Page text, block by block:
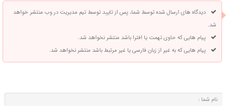
دیدگاه های ارسال شده توسط شما، پس از تایید توسط تیم مدیریت در وب منتشر خواهد
شد.
پیام هایی که حاوی تهمت یا افترا باشد منتشر نخواهد شد.
پیام هایی که به غیر از زبان فارسی یا غیر مرتبط باشد منتشر نخواهد شد.